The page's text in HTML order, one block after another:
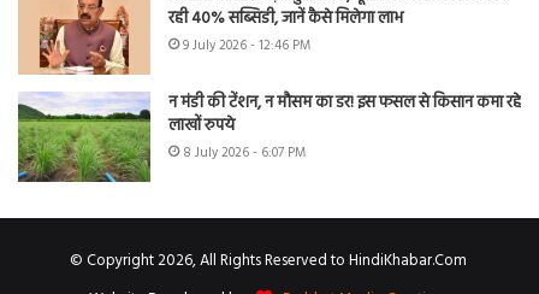
रही 40% सब्सिडी, जानें कैसे मिलेगा लाभ
9 July 2026 - 12:46 PM
न मंडी की टेंशन, न मौसम का डर! इस फसल से किसान कमा रहे
लाखों रुपये
8 July 2026 - 6:07 PM
© Copyright 2026, All Rights Reserved to HindiKhabar.Com